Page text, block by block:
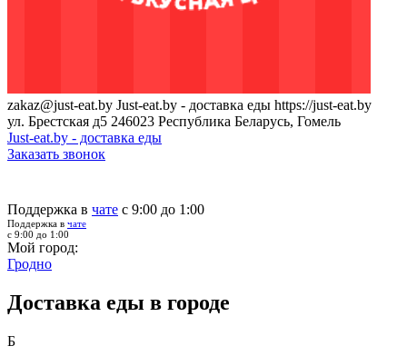
zakaz@just-eat.by Just-eat.by - доставка еды https://just-eat.by
ул. Брестская д5 246023 Республика Беларусь, Гомель
Just-eat.by - доставка еды
Заказать звонок
Поддержка в чате с 9:00 до 1:00
Поддержка в чате
с 9:00 до 1:00
Мой город:
Гродно
Доставка еды в городе
Б